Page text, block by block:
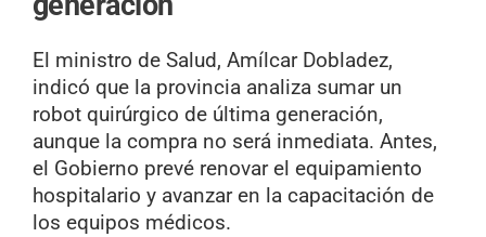
El ministro de Salud, Amílcar Dobladez,
indicó que la provincia analiza sumar un
robot quirúrgico de última generación,
aunque la compra no será inmediata. Antes,
el Gobierno prevé renovar el equipamiento
hospitalario y avanzar en la capacitación de
los equipos médicos.